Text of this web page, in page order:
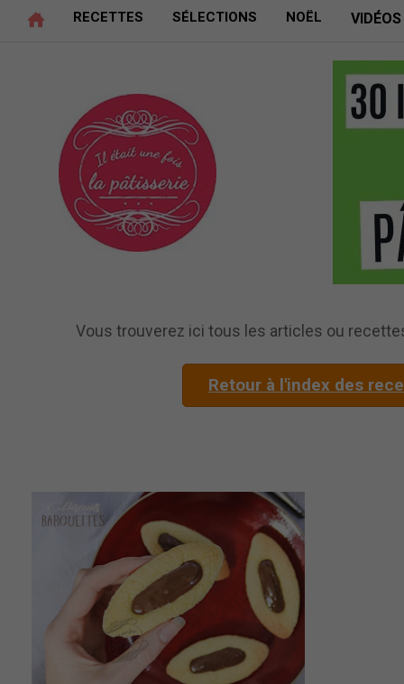
RECETTES SÉLECTIONS NOËL VIDÉOS
Vous trouverez ici tous les articles ou
Retour à l'index des